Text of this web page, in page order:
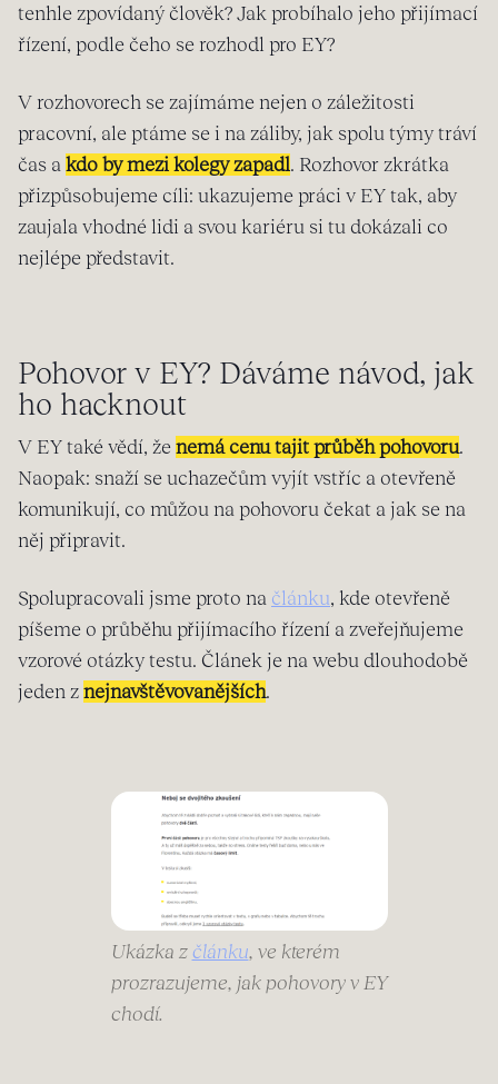
tenhle zpovídaný člověk? Jak probíhalo jeho přijímací
řízení, podle čeho se rozhodl pro EY?
V rozhovorech se zajímáme nejen o záležitosti
pracovní, ale ptáme se i na záliby, jak spolu týmy tráví
čas a kdo by mezi kolegy zapadl. Rozhovor zkrátka
přizpůsobujeme cíli: ukazujeme práci v EY tak, aby
zaujala vhodné lidi a svou kariéru si tu dokázali co
nejlépe představit.
Pohovor v EY? Dáváme návod, jak
ho hacknout
V EY také vědí, že nemá cenu tajit průběh pohovoru.
Naopak: snaží se uchazečům vyjít vstříc a otevřeně
komunikují, co můžou na pohovoru čekat a jak se na
něj připravit.
Spolupracovali jsme proto na článku, kde otevřeně
píšeme o průběhu přijímacího řízení a zveřejňujeme
vzorové otázky testu. Článek je na webu dlouhodobě
jeden z nejnavštěvovanějších.
Ukázka z článku, ve kterém
prozrazujeme, jak pohovory v EY
chodí.